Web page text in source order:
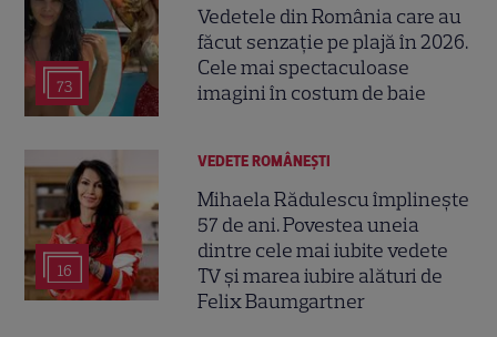
73
Vedetele din România care au
făcut senzație pe plajă în 2026.
Cele mai spectaculoase
imagini în costum de baie
16
VEDETE ROMÂNEŞTI
Mihaela Rădulescu împlinește
57 de ani. Povestea uneia
dintre cele mai iubite vedete
TV și marea iubire alături de
Felix Baumgartner